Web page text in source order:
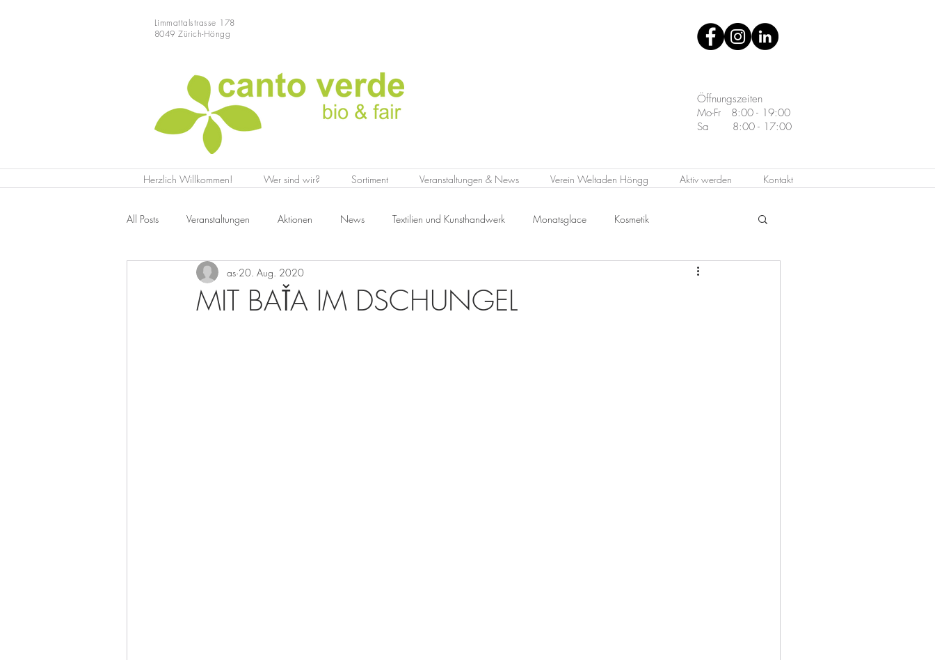
Limmattalstrasse 178
8049 Zürich-Höngg
Öffnungszeiten
Mo-Fr 8:00 - 19:00
Sa 8:00 - 17:00
Herzlich Willkommen! Wer sind wir? Sortiment Veranstaltungen & News Verein Weltaden Höngg Aktiv werden Kontakt
All Posts Veranstaltungen Aktionen News Textilien und Kunsthandwerk Monatsglace Kosmetik
MIT BAŤA IM DSCHUNGEL
as 20. Aug. 2020